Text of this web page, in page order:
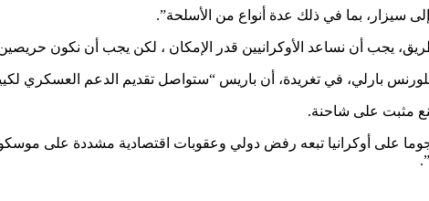
سيزار، بما في ذلك عدة أنواع من الأسلحة”.
يجب أن نساعد الأوكرانيين قدر الإمكان ، لكن يجب أن نكون
بارلي، في تغريدة، أن باريس “ستواصل تقديم الدعم العسكري
مثبت على شاحنة.
هجوما على أوكرانيا تبعه رفض دولي وعقوبات اقتصادية مشددة على